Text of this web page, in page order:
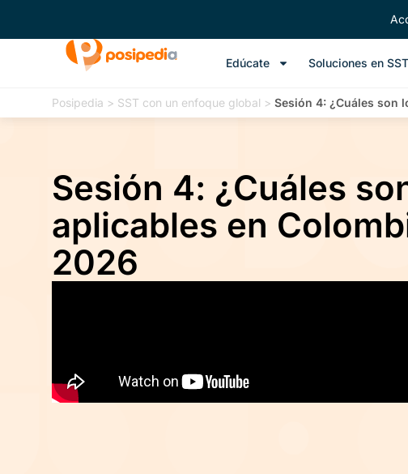
Edúcate Soluciones en SST
Posipedia > SST con un enfoque global > Sesión 4: ¿Cuáles son
Sesión 4: ¿Cuáles
aplicables en
2026